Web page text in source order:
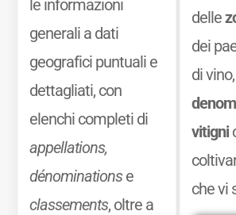
le informazioni
generali a dati
geografici puntuali e
dettagliati, con
elenchi completi di
appellations,
dénominationse
classements, oltre a
delle
dei
di
vitigni
che vi